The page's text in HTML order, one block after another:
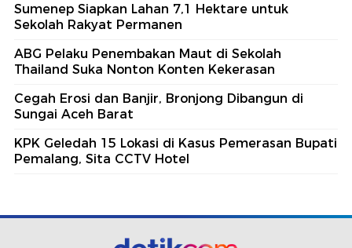
Sumenep Siapkan Lahan 7,1 Hektare untuk
Sekolah Rakyat Permanen
ABG Pelaku Penembakan Maut di Sekolah
Thailand Suka Nonton Konten Kekerasan
Cegah Erosi dan Banjir, Bronjong Dibangun di
Sungai Aceh Barat
KPK Geledah 15 Lokasi di Kasus Pemerasan Bupati
Pemalang, Sita CCTV Hotel